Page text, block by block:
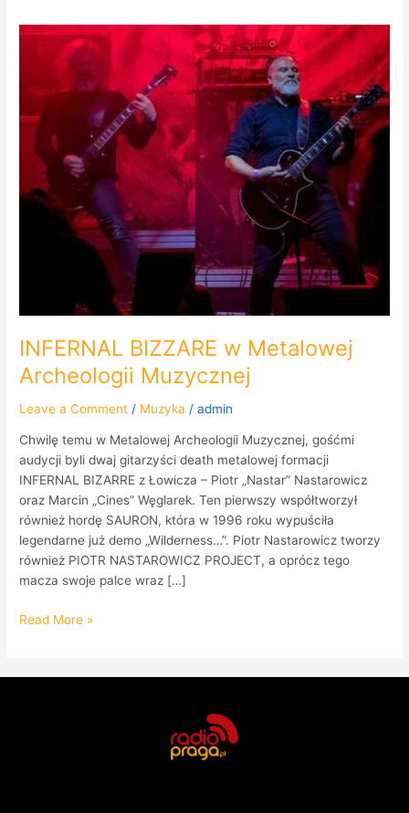
INFERNAL BIZZARE w Metalowej
Archeologii Muzycznej
Leave a Comment / Muzyka /admin
Chwilę temu w Metalowej Archeologii Muzycznej, gośćmi
audycji byli dwaj gitarzyści death metalowej formacji
INFERNAL BIZARRE z Łowicza – Piotr „Nastar” Nastarowicz
oraz Marcin „Cines” Węglarek. Ten pierwszy współtworzył
również hordę SAURON, która w 1996 roku wypuściła
legendarne już demo „Wilderness…”. Piotr Nastarowicz tworzy
również PIOTR NASTAROWICZ PROJECT, a oprócz tego
macza swoje palce wraz […]
INFERNAL
BIZZARE
Metalowej
Archeologii
Muzycznej
Read More »